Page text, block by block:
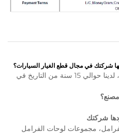
الإجابة: شركتنا بدأت منذ عام 2001، لدينا حوالي 15 سنة من التاريخ في